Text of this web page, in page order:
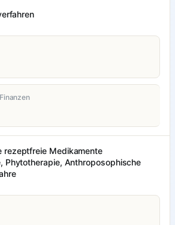
rezeptfreie Medikamente
Phytotherapie, Anthroposophische